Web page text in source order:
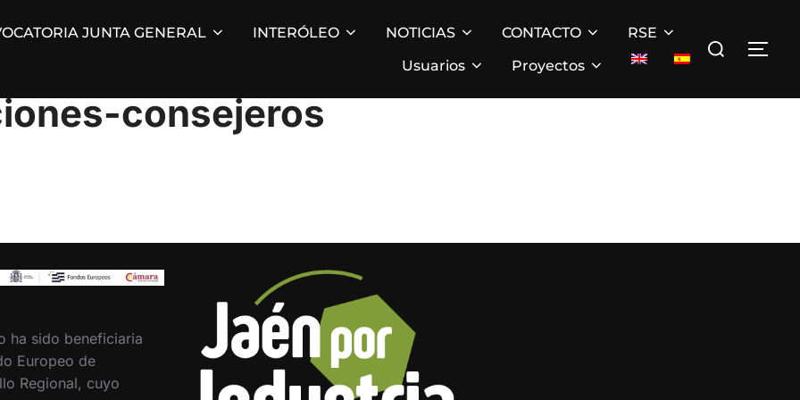
JUNTA GENERAL INTERÓLEO NOTICIAS CONTACTO
RSE
Usuarios
Proyectos
Buscar:
consejeros
ha sido beneficiaria
Europeo de
Regional, cuyo